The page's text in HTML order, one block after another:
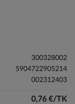
300328002
5904722905214
002312403
0,76 €/TK